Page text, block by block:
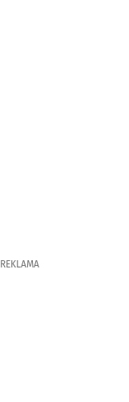
REKLAMA